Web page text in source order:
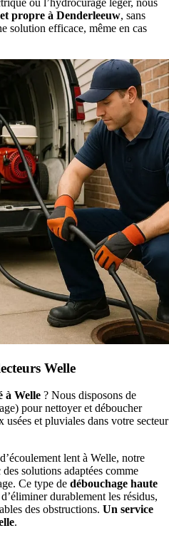
propre à Denderleeuw, sans
solution efficace, même en cas
Welle
à Welle ? Nous disposons de
pour nettoyer et déboucher
et pluviales dans votre secteur
lent à Welle, notre
solutions adaptées comme
Ce type de débouchage haute
durablement les résidus,
des obstructions. Un service
.